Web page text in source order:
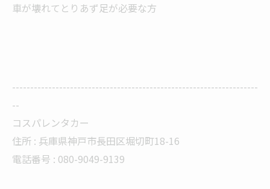
車が壊れてとりあず足が必要な方
--------------------------------------------------------------------
--
コスパレンタカー
住所 : 兵庫県神戸市長田区堀切町18-16
電話番号 : 080-9049-9139